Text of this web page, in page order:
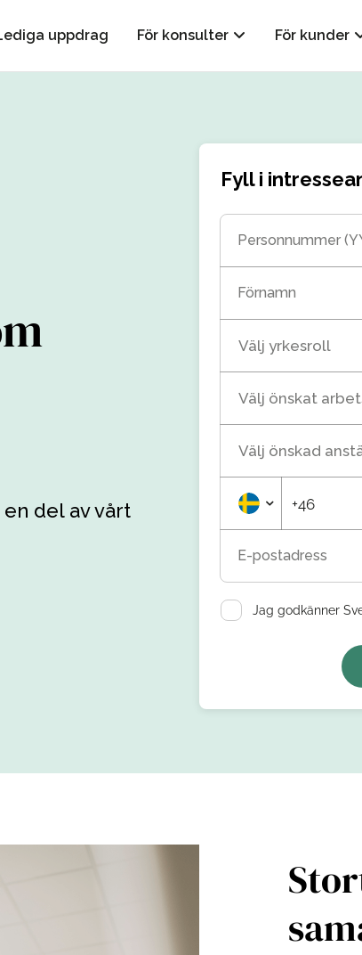
uppdrag För konsulter För kunder
del av vårt
Fyll i
Personnummer
Förnamn
Välj yrkesroll
Välj önskat
Välj önskad
+46
E-postadress
Jag godkänner